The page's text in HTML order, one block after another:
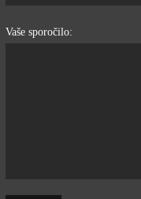
Vaše sporočilo: